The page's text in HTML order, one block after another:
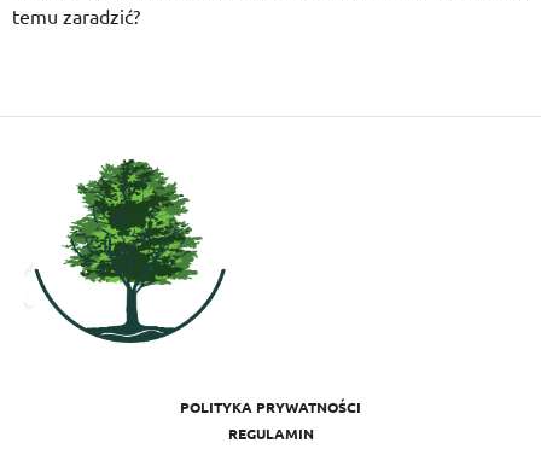
temu zaradzić?
POLITYKA PRYWATNOŚCI
REGULAMIN